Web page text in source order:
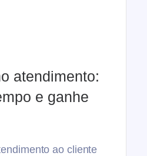
atendimento:
e ganhe
ao cliente